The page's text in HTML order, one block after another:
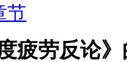
节
疲劳反论